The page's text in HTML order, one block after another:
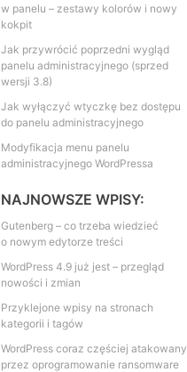
w panelu – zestawy kolorów i nowy
kokpit
Jak przywrócić poprzedni wygląd
panelu administracyjnego (sprzed
wersji 3.8)
Jak wyłączyć wtyczkę bez dostępu
do panelu administracyjnego
Modyfikacja menu panelu
administracyjnego WordPressa
NAJNOWSZE WPISY:
Gutenberg – co trzeba wiedzieć
o nowym edytorze treści
WordPress 4.9 już jest – przegląd
nowości i zmian
Przyklejone wpisy na stronach
kategorii i tagów
WordPress coraz częściej atakowany
przez oprogramowanie ransomware